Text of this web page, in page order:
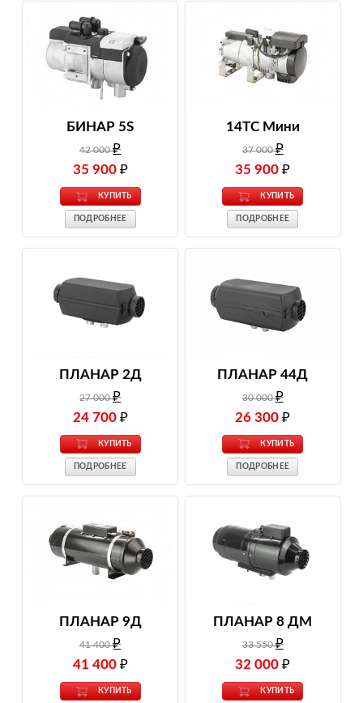
БИНАР 5S
42 000₽
35 900 ₽
КУПИТЬ
ПОДРОБНЕЕ
14TC Мини
37 000₽
35 900₽
КУПИТЬ
ПОДРОБНЕЕ
ПЛАНАР 2Д
27 000₽
24 700 ₽
КУПИТЬ
ПОДРОБНЕЕ
ПЛАНАР 44Д
30 000₽
26 300₽
КУПИТЬ
ПОДРОБНЕЕ
ПЛАНАР 9Д
41 400₽
41 400 ₽
КУПИТЬ
ПЛАНАР 8 ДМ
33 550₽
32 000₽
КУПИТЬ